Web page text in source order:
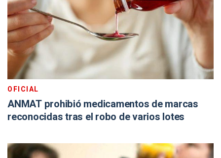
OFICIAL
ANMAT prohibió medicamentos de marcas
reconocidas tras el robo de varios lotes